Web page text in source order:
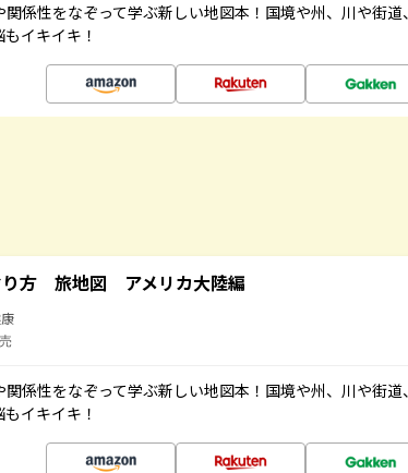
関係性をなぞって学ぶ新しい地図本！国境や州、川や街
イキイキ！
り方 旅地図 アメリカ大陸編
関係性をなぞって学ぶ新しい地図本！国境や州、川や街
イキイキ！